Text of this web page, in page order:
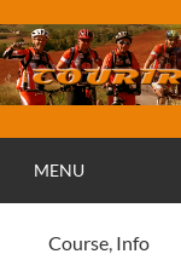
au
contenu
MENU
Course, Info